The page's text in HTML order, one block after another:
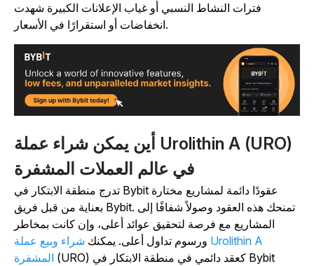
فترات النشاط النسبي أو غياب الإعلانات الكبيرة شهدت
أين يمكن شراء عملة Urolithin A (URO)
في عالم العملات المشفرة
تدرج منطقة الابتكار في Bybit عقودًا دائمة لمشاريع مختارة
بعناية من قبل فريق Bybit. تمنحك هذه العقود وصولاً شفافًا إلى
المشاريع مع فرصة لتحقيق عوائد أعلى، وإن كانت بمخاطر
ورسوم تداول أعلى. يمكنكشراء وبيع عملة Urolithin A
المشفرة(URO) كعقد دائمي في منطقة الابتكار في Bybit